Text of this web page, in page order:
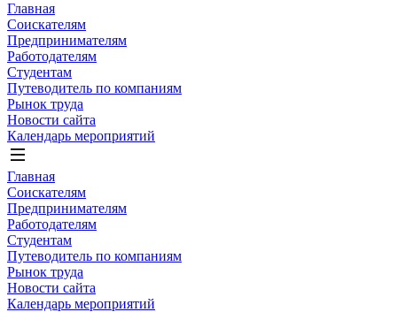
Главная
Соискателям
Предпринимателям
Работодателям
Студентам
Путеводитель по компаниям
Рынок труда
Новости сайта
Календарь мероприятий
Главная
Соискателям
Предпринимателям
Работодателям
Студентам
Путеводитель по компаниям
Рынок труда
Новости сайта
Календарь мероприятий